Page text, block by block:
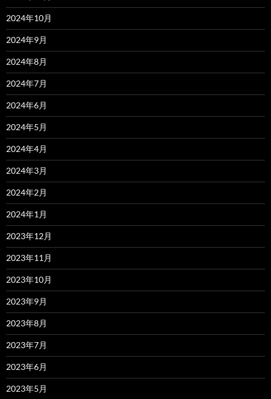
2024年10月
2024年9月
2024年8月
2024年7月
2024年6月
2024年5月
2024年4月
2024年3月
2024年2月
2024年1月
2023年12月
2023年11月
2023年10月
2023年9月
2023年8月
2023年7月
2023年6月
2023年5月